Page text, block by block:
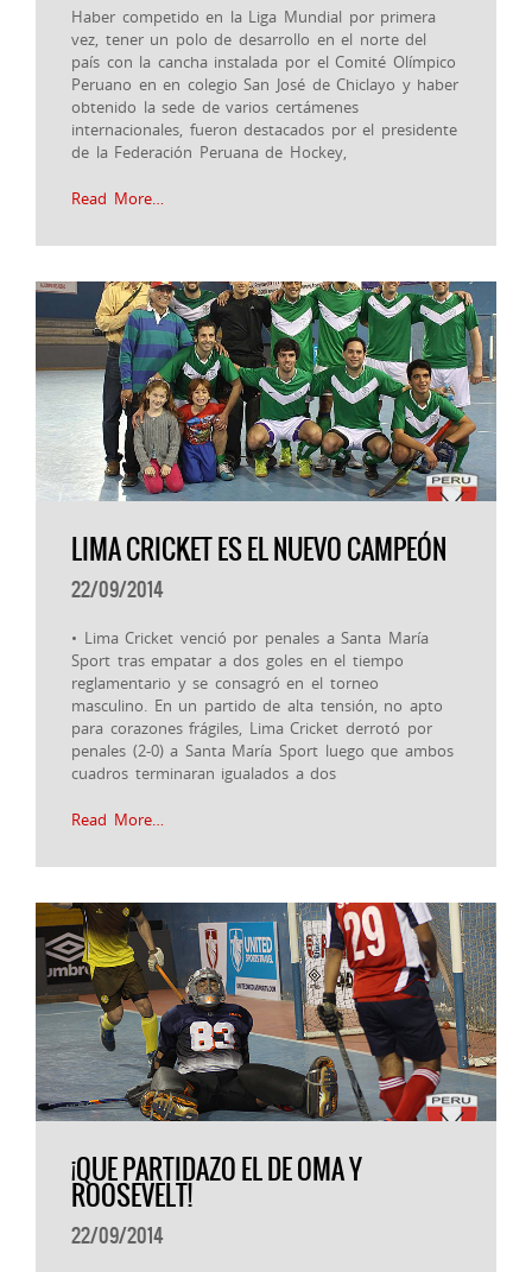
Haber competido en la Liga Mundial por primera
vez, tener un polo de desarrollo en el norte del
país con la cancha instalada por el Comité Olímpico
Peruano en en colegio San José de Chiclayo y haber
obtenido la sede de varios certámenes
internacionales, fueron destacados por el presidente
de la Federación Peruana de Hockey,
Read More…
LIMA CRICKET ES EL NUEVO CAMPEÓN
22/09/2014
• Lima Cricket venció por penales a Santa María
Sport tras empatar a dos goles en el tiempo
reglamentario y se consagró en el torneo
masculino. En un partido de alta tensión, no apto
para corazones frágiles, Lima Cricket derrotó por
penales (2-0) a Santa María Sport luego que ambos
cuadros terminaran igualados a dos
Read More…
¡QUE PARTIDAZO EL DE OMA Y
ROOSEVELT!
22/09/2014